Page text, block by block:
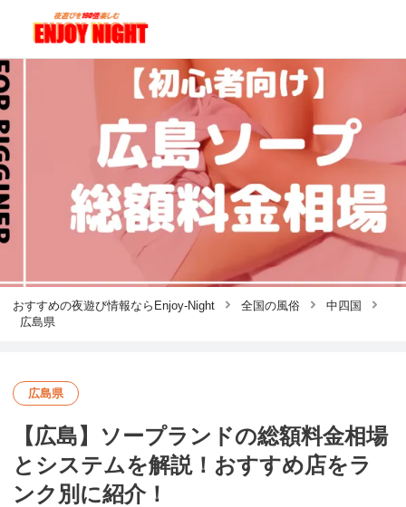
おすすめの夜遊び情報ならEnjoy-Night 全国の風俗
中四国
広島県
広島県
【広島】ソープランドの総額料金相場
とシステムを解説！おすすめ店をラ
ンク別に紹介！